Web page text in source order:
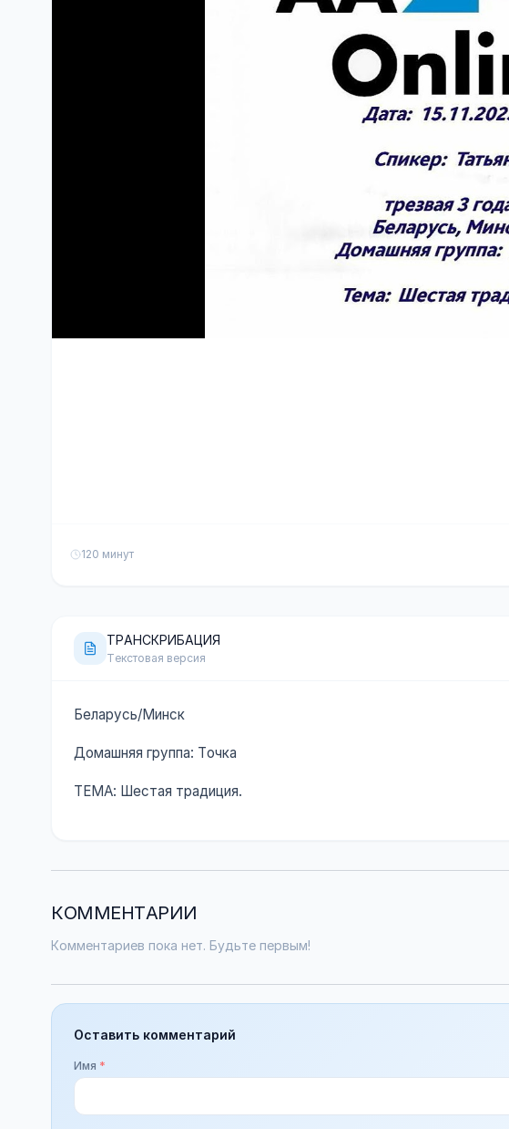
120 минут
ТРАНСКРИБАЦИЯ
Текстовая версия
Беларусь/Минск
Домашняя группа: Точка
ТЕМА: Шестая традиция.
КОММЕНТАРИИ
Комментариев пока нет. Будьте первым!
Оставить комментарий
Имя *